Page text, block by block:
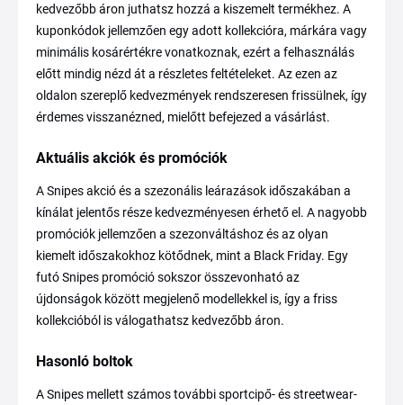
kedvezőbb áron juthatsz hozzá a kiszemelt termékhez. A
kuponkódok jellemzően egy adott kollekcióra, márkára vagy
minimális kosárértékre vonatkoznak, ezért a felhasználás
előtt mindig nézd át a részletes feltételeket. Az ezen az
oldalon szereplő kedvezmények rendszeresen frissülnek, így
érdemes visszanézned, mielőtt befejezed a vásárlást.
Aktuális akciók és promóciók
A Snipes akció és a szezonális leárazások időszakában a
kínálat jelentős része kedvezményesen érhető el. A nagyobb
promóciók jellemzően a szezonváltáshoz és az olyan
kiemelt időszakokhoz kötődnek, mint a Black Friday. Egy
futó Snipes promóció sokszor összevonható az
újdonságok között megjelenő modellekkel is, így a friss
kollekcióból is válogathatsz kedvezőbb áron.
Hasonló boltok
A Snipes mellett számos további sportcipő- és streetwear-